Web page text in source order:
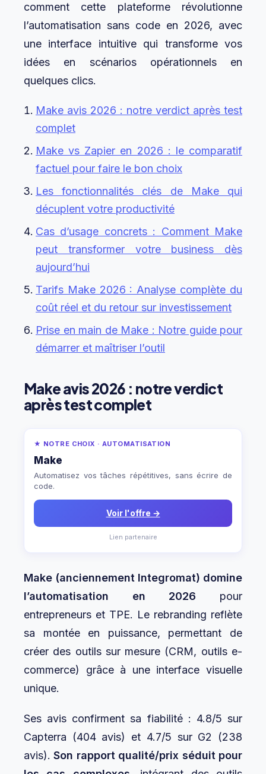
comment cette plateforme révolutionne
l’automatisation sans code en 2026, avec
une interface intuitive qui transforme vos
idées en scénarios opérationnels en
quelques clics.
Make avis 2026 : notre verdict après test
complet
Make vs Zapier en 2026 : le comparatif
factuel pour faire le bon choix
Les fonctionnalités clés de Make qui
décuplent votre productivité
Cas d’usage concrets : Comment Make
peut transformer votre business dès
aujourd’hui
Tarifs Make 2026 : Analyse complète du
coût réel et du retour sur investissement
Prise en main de Make : Notre guide pour
démarrer et maîtriser l’outil
Make avis 2026 : notre verdict
après test complet
★ NOTRE CHOIX · AUTOMATISATION
Make
Automatisez vos tâches répétitives, sans écrire de
code.
Voir l'offre →
Lien partenaire
Make (anciennement Integromat) domine
l’automatisation en 2026 pour
entrepreneurs et TPE. Le rebranding reflète
sa montée en puissance, permettant de
créer des outils sur mesure (CRM, outils e-
commerce) grâce à une interface visuelle
unique.
Ses avis confirment sa fiabilité : 4.8/5 sur
Capterra (404 avis) et 4.7/5 sur G2 (238
avis).Son rapport qualité/prix séduit pour